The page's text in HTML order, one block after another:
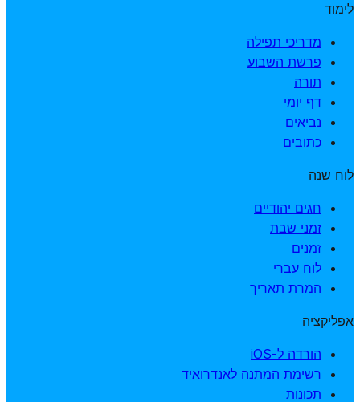
לימוד
מדריכי תפילה
פרשת השבוע
תורה
דף יומי
נביאים
כתובים
לוח שנה
חגים יהודיים
זמני שבת
זמנים
לוח עברי
המרת תאריך
אפליקציה
הורדה ל-iOS
רשימת המתנה לאנדרואיד
תכונות